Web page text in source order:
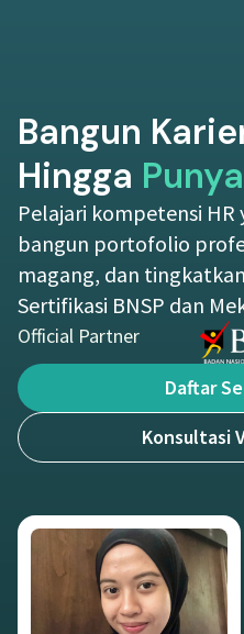
Bangun
Hingga
Pelajari kompetensi HR
bangun portofolio
magang, dan
Sertifikasi BNSP dan
Official Partner
Daftar
Konsultasi